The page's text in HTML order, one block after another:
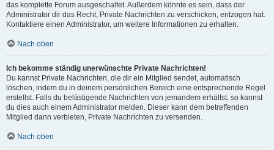
das komplette Forum ausgeschaltet. Außerdem könnte es sein, dass der
Administrator dir das Recht, Private Nachrichten zu verschicken, entzogen hat.
Kontaktiere einen Administrator, um weitere Informationen zu erhalten.
Nach oben
Ich bekomme ständig unerwünschte Private Nachrichten!
Du kannst Private Nachrichten, die dir ein Mitglied sendet, automatisch
löschen, indem du in deinem persönlichen Bereich eine entsprechende Regel
erstellst. Falls du belästigende Nachrichten von jemandem erhältst, so kannst
du dies auch einem Administrator melden. Dieser kann dem betreffenden
Mitglied dann verbieten, Private Nachrichten zu versenden.
Nach oben